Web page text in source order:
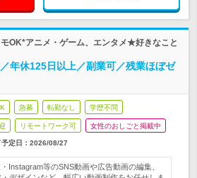
OK*アニメ・ゲーム、エンタメ★好きなこと
年休125日以上／副業可／残業ほぼゼ
急募 転勤なし 学歴不問
リモートワーク可 女性のおしごと掲載中
定日： 2026/08/27
Instagram等のSNS動画や広告動画の編集、